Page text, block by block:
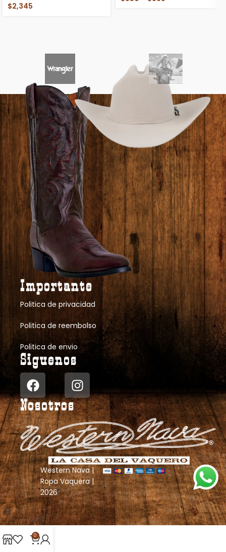
$2,345
Importante
Politica de privacidad
Politica de reembolso
Politica de envio
Siguenos
Nosotros
Western Nava |
Ropa Vaquera |
2026
0